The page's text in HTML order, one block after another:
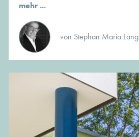
mehr ...
von Stephan Maria Lang